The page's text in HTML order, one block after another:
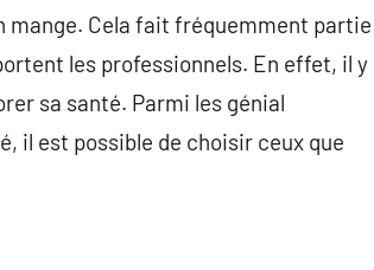
mange. Cela fait fréquemment partie
les professionnels. En effet, il y
sa santé. Parmi les génial
il est possible de choisir ceux que